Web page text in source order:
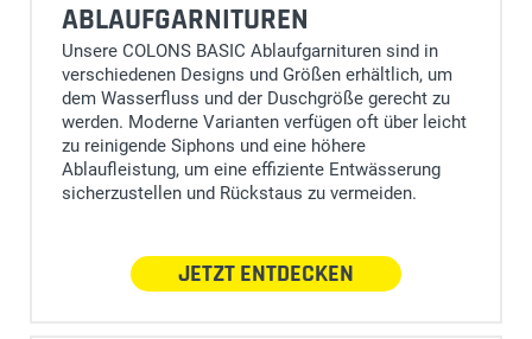
ABLAUFGARNITUREN
Unsere COLONS BASIC Ablaufgarnituren sind in
verschiedenen Designs und Größen erhältlich, um
dem Wasserfluss und der Duschgröße gerecht zu
werden. Moderne Varianten verfügen oft über leicht
zu reinigende Siphons und eine höhere
Ablaufleistung, um eine effiziente Entwässerung
sicherzustellen und Rückstaus zu vermeiden.
JETZT ENTDECKEN